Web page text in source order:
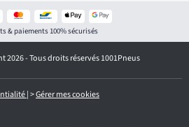
& paiements 100% sécurisés
2026 - Tous droits réservés 1001Pneus
|>Gérer mes cookies